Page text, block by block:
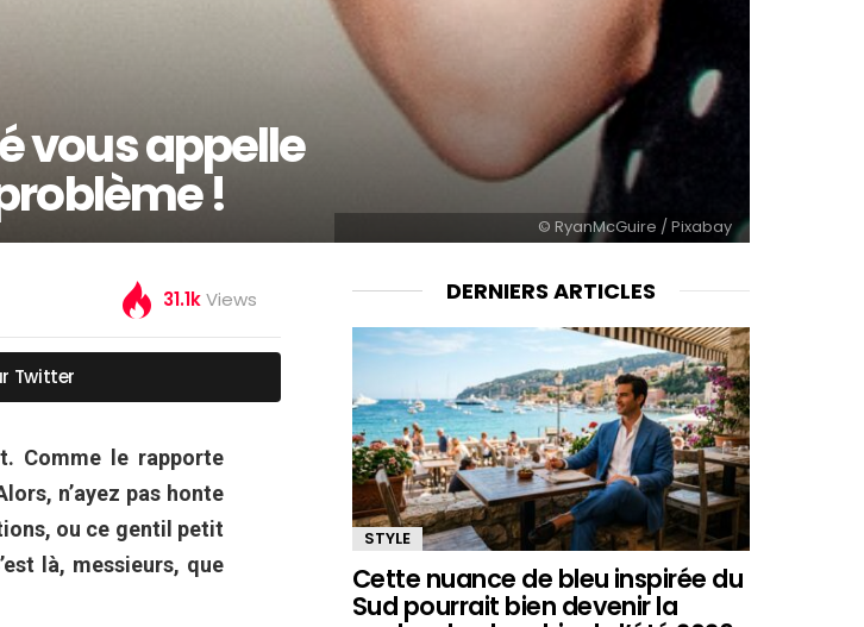
vous appelle
!
© RyanMcGuire / Pixabay
31.1kViews
Twitter
Comme le rapporte
n’ayez pas honte
ou ce gentil petit
là, messieurs, que
DERNIERS ARTICLES
STYLE
Cette nuance de bleu inspirée du
Sud pourrait bien devenir la